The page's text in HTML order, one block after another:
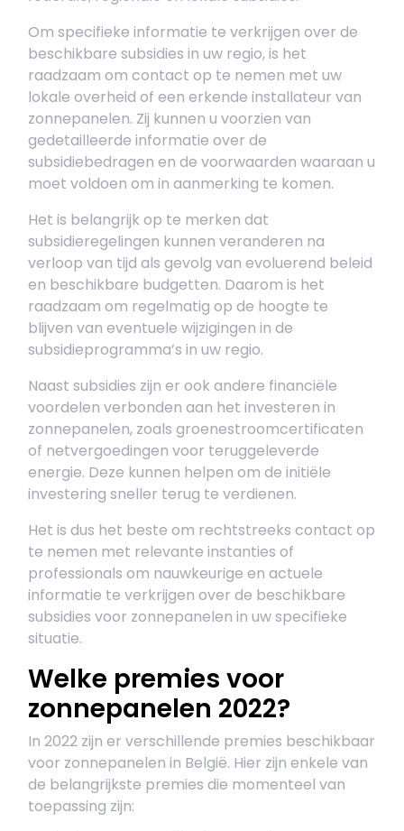
Om specifieke informatie te verkrijgen over de
beschikbare subsidies in uw regio, is het
raadzaam om contact op te nemen met uw
lokale overheid of een erkende installateur van
zonnepanelen. Zij kunnen u voorzien van
gedetailleerde informatie over de
subsidiebedragen en de voorwaarden waaraan u
moet voldoen om in aanmerking te komen.
Het is belangrijk op te merken dat
subsidieregelingen kunnen veranderen na
verloop van tijd als gevolg van evoluerend beleid
en beschikbare budgetten. Daarom is het
raadzaam om regelmatig op de hoogte te
blijven van eventuele wijzigingen in de
subsidieprogramma’s in uw regio.
Naast subsidies zijn er ook andere financiële
voordelen verbonden aan het investeren in
zonnepanelen, zoals groenestroomcertificaten
of netvergoedingen voor teruggeleverde
energie. Deze kunnen helpen om de initiële
investering sneller terug te verdienen.
Het is dus het beste om rechtstreeks contact op
te nemen met relevante instanties of
professionals om nauwkeurige en actuele
informatie te verkrijgen over de beschikbare
subsidies voor zonnepanelen in uw specifieke
situatie.
Welke premies voor
zonnepanelen 2022?
In 2022 zijn er verschillende premies beschikbaar
voor zonnepanelen in België. Hier zijn enkele van
de belangrijkste premies die momenteel van
toepassing zijn: